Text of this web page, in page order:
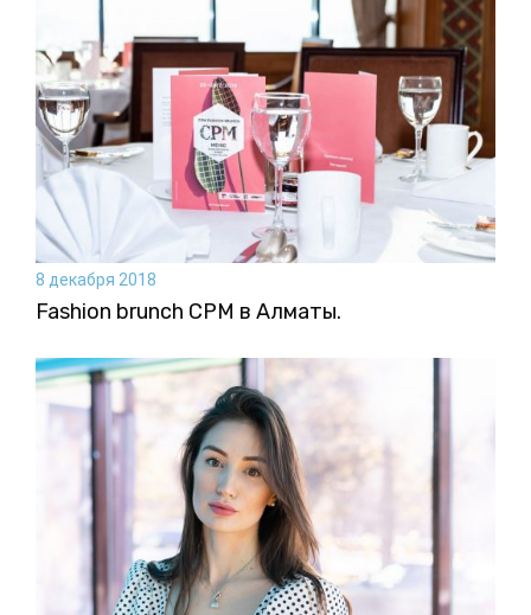
8 декабря 2018
Fashion brunch CPM в Алматы.